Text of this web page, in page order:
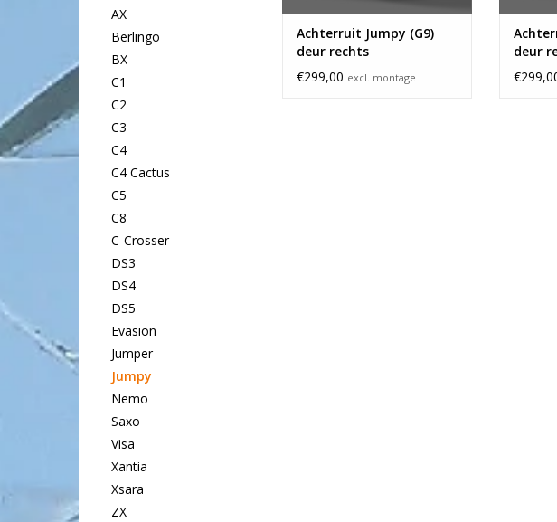
AX
Berlingo
BX
C1
C2
C3
C4
C4 Cactus
C5
C8
C-Crosser
DS3
DS4
DS5
Evasion
Jumper
Jumpy
Nemo
Saxo
Visa
Xantia
Xsara
ZX
Achterruit Jumpy (G9)
deur rechts
€299,00 excl. montage
deur